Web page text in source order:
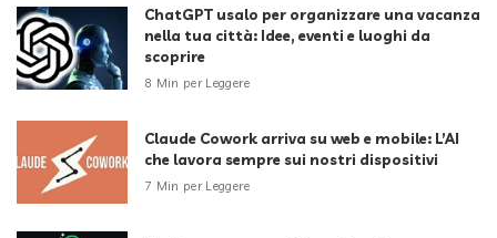
ChatGPT usalo per organizzare una vacanza
nella tua città: Idee, eventi e luoghi da
scoprire
8 Min per Leggere
Claude Cowork arriva su web e mobile: L’AI
che lavora sempre sui nostri dispositivi
7 Min per Leggere